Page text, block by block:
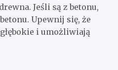
Jeśli są z betonu,
Upewnij się, że
i umożliwiają